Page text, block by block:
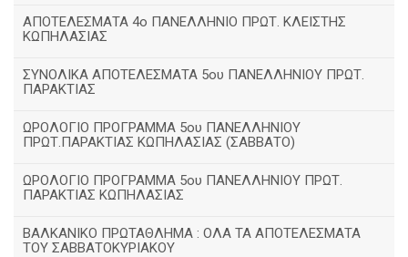
ΑΠΟΤΕΛΕΣΜΑΤΑ 4ο ΠΑΝΕΛΛΗΝΙΟ ΠΡΩΤ. ΚΛΕΙΣΤΗΣ
ΚΩΠΗΛΑΣΙΑΣ
ΣΥΝΟΛΙΚΑ ΑΠΟΤΕΛΕΣΜΑΤΑ 5ου ΠΑΝΕΛΛΗΝΙΟΥ ΠΡΩΤ.
ΠΑΡΑΚΤΙΑΣ
ΩΡΟΛΟΓΙΟ ΠΡΟΓΡΑΜΜΑ 5ου ΠΑΝΕΛΛΗΝΙΟΥ
ΠΡΩΤ.ΠΑΡΑΚΤΙΑΣ ΚΩΠΗΛΑΣΙΑΣ (ΣΑΒΒΑΤΟ)
ΩΡΟΛΟΓΙΟ ΠΡΟΓΡΑΜΜΑ 5ου ΠΑΝΕΛΛΗΝΙΟΥ ΠΡΩΤ.
ΠΑΡΑΚΤΙΑΣ ΚΩΠΗΛΑΣΙΑΣ
ΒΑΛΚΑΝΙΚΟ ΠΡΩΤΑΘΛΗΜΑ : ΟΛΑ ΤΑ ΑΠΟΤΕΛΕΣΜΑΤΑ
ΤΟΥ ΣΑΒΒΑΤΟΚΥΡΙΑΚΟΥ